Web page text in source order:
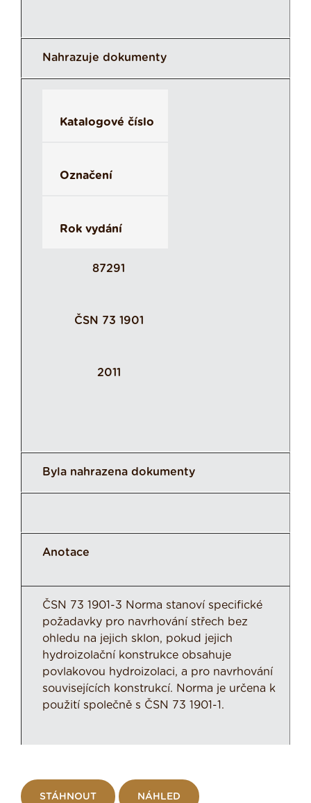
Nahrazuje dokumenty
Katalogové číslo
Označení
Rok vydání
87291
ČSN 73 1901
2011
Byla nahrazena dokumenty
Anotace
ČSN 73 1901-3 Norma stanoví specifické
požadavky pro navrhování střech bez
ohledu na jejich sklon, pokud jejich
hydroizolační konstrukce obsahuje
povlakovou hydroizolaci, a pro navrhování
souvisejících konstrukcí. Norma je určena k
použití společně s ČSN 73 1901-1.
STÁHNOUT NÁHLED